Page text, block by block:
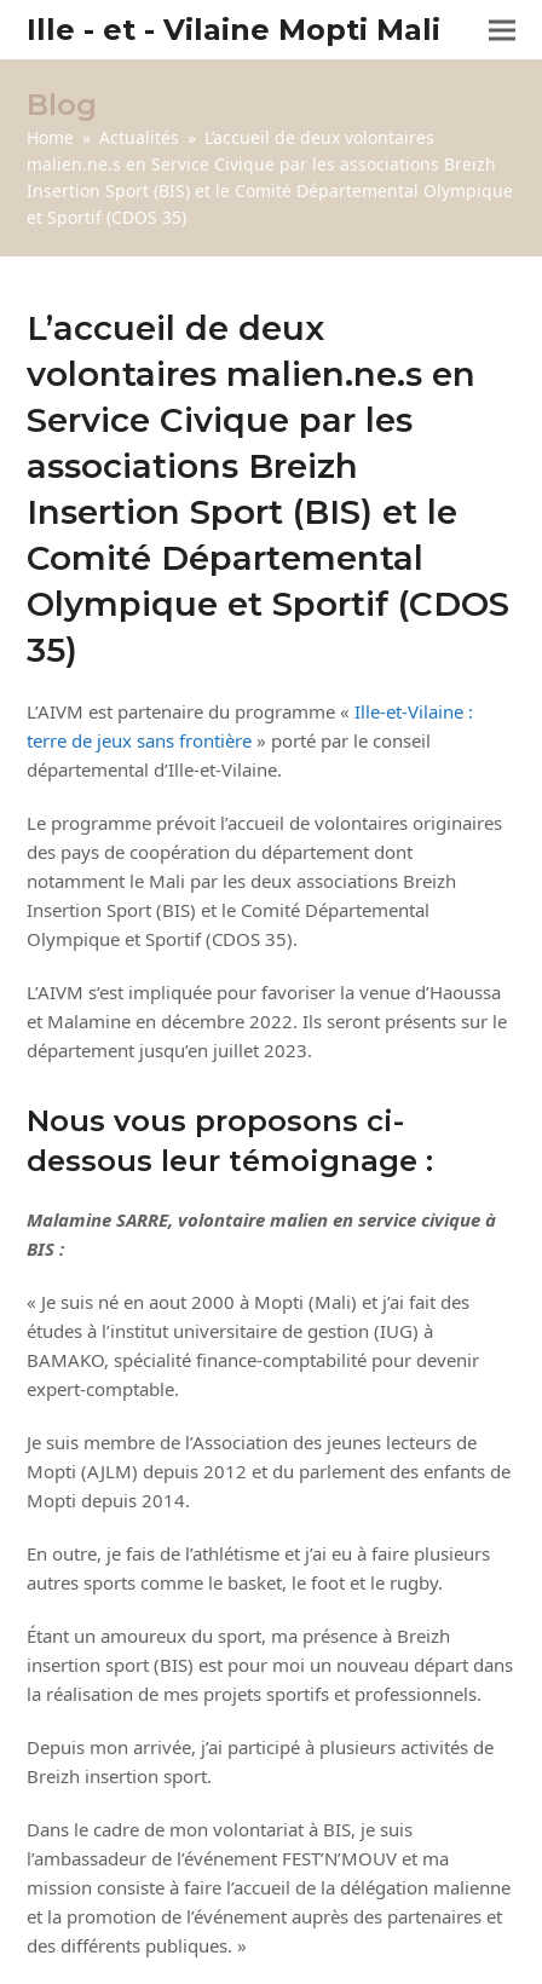
Ille - et - Vilaine Mopti Mali
Blog
Home » Actualités » L’accueil de deux volontaires
malien.ne.s en Service Civique par les associations Breizh
Insertion Sport (BIS) et le Comité Départemental Olympique
et Sportif (CDOS 35)
L’accueil de deux
volontaires malien.ne.s en
Service Civique par les
associations Breizh
Insertion Sport (BIS) et le
Comité Départemental
Olympique et Sportif (CDOS
35)
L’AIVM est partenaire du programme «Ille-et-Vilaine :
terre de jeux sans frontière » porté par le conseil
départemental d’Ille-et-Vilaine.
Le programme prévoit l’accueil de volontaires originaires
des pays de coopération du département dont
notamment le Mali par les deux associations Breizh
Insertion Sport (BIS) et le Comité Départemental
Olympique et Sportif (CDOS 35).
L’AIVM s’est impliquée pour favoriser la venue d’Haoussa
et Malamine en décembre 2022. Ils seront présents sur le
département jusqu’en juillet 2023.
Nous vous proposons ci-
dessous leur témoignage :
Malamine SARRE, volontaire malien en service civique à
BIS :
« Je suis né en aout 2000 à Mopti (Mali) et j’ai fait des
études à l’institut universitaire de gestion (IUG) à
BAMAKO, spécialité finance-comptabilité pour devenir
expert-comptable.
Je suis membre de l’Association des jeunes lecteurs de
Mopti (AJLM) depuis 2012 et du parlement des enfants de
Mopti depuis 2014.
En outre, je fais de l’athlétisme et j’ai eu à faire plusieurs
autres sports comme le basket, le foot et le rugby.
Étant un amoureux du sport, ma présence à Breizh
insertion sport (BIS) est pour moi un nouveau départ dans
la réalisation de mes projets sportifs et professionnels.
Depuis mon arrivée, j’ai participé à plusieurs activités de
Breizh insertion sport.
Dans le cadre de mon volontariat à BIS, je suis
l’ambassadeur de l’événement FEST’N’MOUV et ma
mission consiste à faire l’accueil de la délégation malienne
et la promotion de l’événement auprès des partenaires et
des différents publiques. »